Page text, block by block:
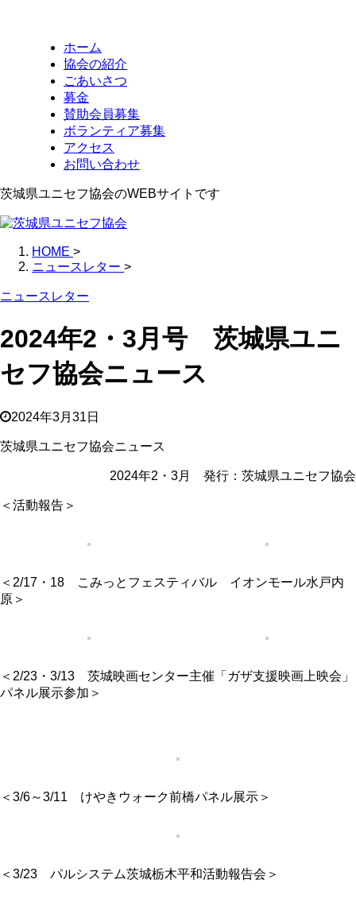
ホーム
協会の紹介
ごあいさつ
募金
賛助会員募集
ボランティア募集
アクセス
お問い合わせ
茨城県ユニセフ協会のWEBサイトです
HOME >
ニュースレター >
ニュースレター
2024年2・3月号 茨城県ユニ
セフ協会ニュース
2024年3月31日
茨城県ユニセフ協会ニュース
2024年2・3月 発行：茨城県ユニセフ協会
＜活動報告＞
＜2/17・18 こみっとフェスティバル イオンモール水戸内
原＞
＜ 2/23・3/13 茨城映画センター主催「ガザ支援映画 上映会」
パネル展示参加＞
＜ 3/6～3/11 けやきウォーク前橋パネル展示 ＞
＜ 3/23 パルシステム茨城栃木平和活動報告会 ＞